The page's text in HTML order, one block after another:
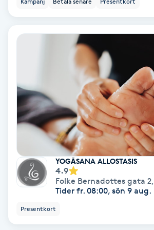
Pigmentbehandling
Pigmentfläckar
Plastikkirurgi
Powder brows
Power Yoga
YOGĀSANA ALLOSTASIS
4.9
Folke Bernadottes gata 2,
Tider fr. 08:00, sön 9 aug.
Presentkort